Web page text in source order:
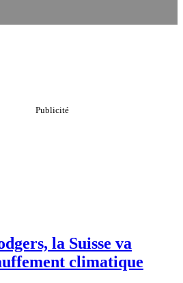
la Suisse va
climatique